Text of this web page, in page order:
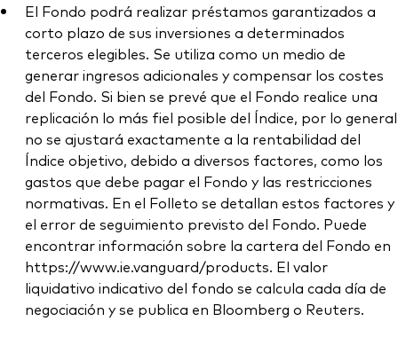
El Fondo podrá realizar préstamos garantizados a
corto plazo de sus inversiones a determinados
terceros elegibles. Se utiliza como un medio de
generar ingresos adicionales y compensar los costes
del Fondo. Si bien se prevé que el Fondo realice una
replicación lo más fiel posible del Índice, por lo general
no se ajustará exactamente a la rentabilidad del
Índice objetivo, debido a diversos factores, como los
gastos que debe pagar el Fondo y las restricciones
normativas. En el Folleto se detallan estos factores y
el error de seguimiento previsto del Fondo. Puede
encontrar información sobre la cartera del Fondo en
https://www.ie.vanguard/products. El valor
liquidativo indicativo del fondo se calcula cada día de
negociación y se publica en Bloomberg o Reuters.